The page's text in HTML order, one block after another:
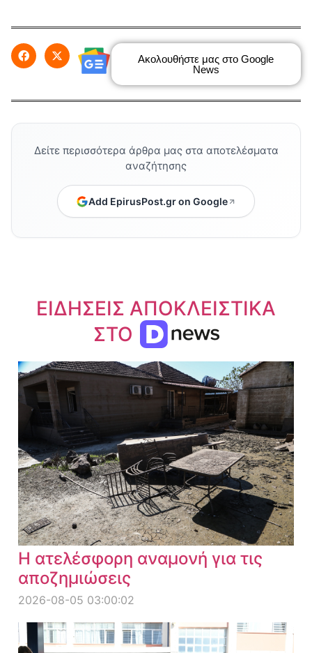
Ακολουθήστε μας στο Google
News
Δείτε περισσότερα άρθρα μας στα αποτελέσματα
αναζήτησης
Add EpirusPost.gr on Google
ΕΙΔΗΣΕΙΣ ΑΠΟΚΛΕΙΣΤΙΚΑ
ΣΤΟ
Η ατελέσφορη αναμονή για τις
αποζημιώσεις
2026-08-05 03:00:02